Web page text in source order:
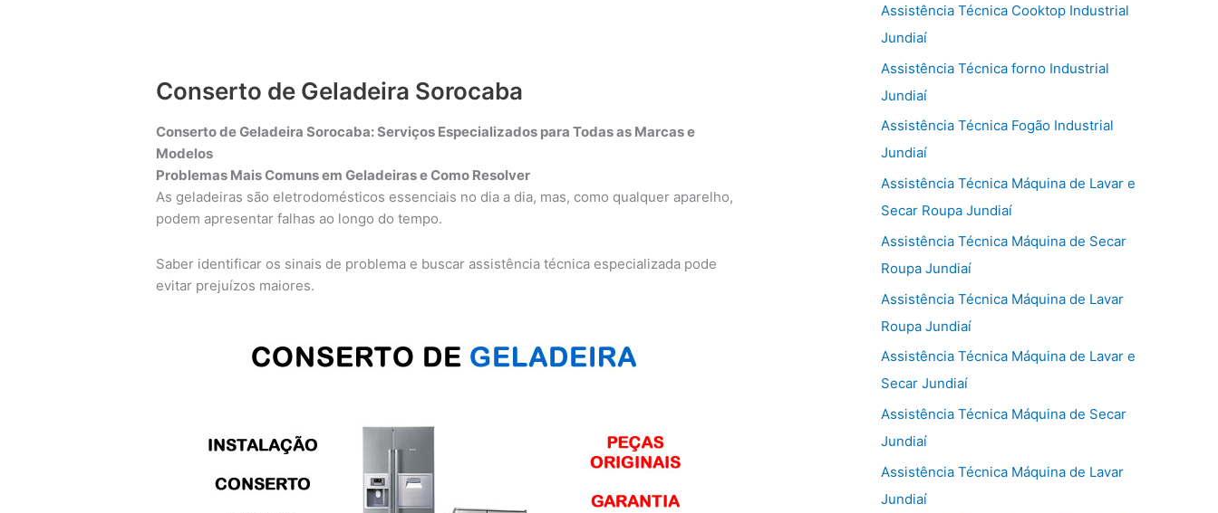
Conserto de Geladeira Sorocaba
Conserto de Geladeira Sorocaba: Serviços Especializados para Todas as Marcas e
Modelos
Problemas Mais Comuns em Geladeiras e Como Resolver
As geladeiras são eletrodomésticos essenciais no dia a dia, mas, como qualquer aparelho,
podem apresentar falhas ao longo do tempo.
Saber identificar os sinais de problema e buscar assistência técnica especializada pode
evitar prejuízos maiores.
Assistência Técnica Cooktop Industrial
Jundiaí
Assistência Técnica forno Industrial
Jundiaí
Assistência Técnica Fogão Industrial
Jundiaí
Assistência Técnica Máquina de Lavar e
Secar Roupa Jundiaí
Assistência Técnica Máquina de Secar
Roupa Jundiaí
Assistência Técnica Máquina de Lavar
Roupa Jundiaí
Assistência Técnica Máquina de Lavar e
Secar Jundiaí
Assistência Técnica Máquina de Secar
Jundiaí
Assistência Técnica Máquina de Lavar
Jundiaí